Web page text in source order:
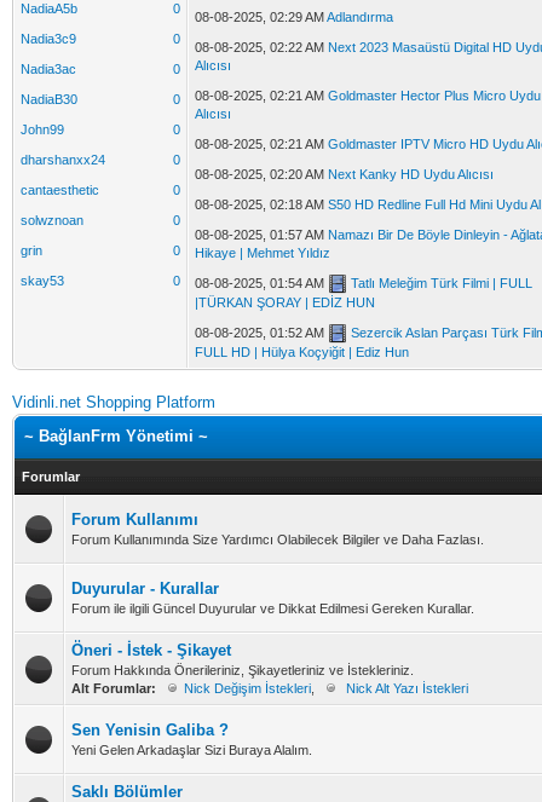
NadiaA5b 0
Nadia3c9 0
Nadia3ac 0
NadiaB30 0
John99 0
dharshanxx24 0
cantaesthetic 0
solwznoan 0
grin 0
skay53 0
08-08-2025, 02:29 AMAdlandırma
08-08-2025, 02:22 AM Next 2023 Masaüstü Digital HD
Alıcısı
08-08-2025, 02:21 AM Goldmaster Hector Plus Micro Uydu
Alıcısı
08-08-2025, 02:21 AM Goldmaster IPTV Micro HD Uydu
08-08-2025, 02:20 AM Next Kanky HD Uydu Alıcısı
08-08-2025, 02:18 AM S50 HD Redline Full Hd Mini Uydu
08-08-2025, 01:57 AM Namazı Bir De Böyle Dinleyin -
Hikaye | Mehmet Yıldız
08-08-2025, 01:54 AM
Tatlı Meleğim Türk Filmi | FULL
|TÜRKAN ŞORAY | EDİZ HUN
08-08-2025, 01:52 AM
Sezercik Aslan Parçası Türk
FULL HD | Hülya Koçyiğit | Ediz Hun
Vidinli.net Shopping Platform
~ BağlanFrm Yönetimi ~
Forumlar
Forum Kullanımı
Forum Kullanımında Size Yardımcı Olabilecek Bilgiler ve Daha Fazlası.
Duyurular - Kurallar
Forum ile ilgili Güncel Duyurular ve Dikkat Edilmesi Gereken Kurallar.
Öneri - İstek - Şikayet
Forum Hakkında Önerileriniz, Şikayetleriniz ve İstekleriniz.
Alt Forumlar:
Nick Değişim İstekleri Nick Alt Yazı İstekleri
Sen Yenisin Galiba ?
Yeni Gelen Arkadaşlar Sizi Buraya Alalım.
Saklı Bölümler